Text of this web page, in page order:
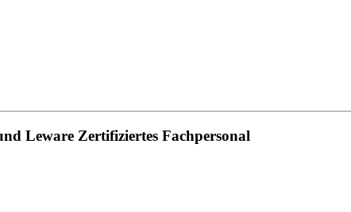
Leware Zertifiziertes Fachpersonal